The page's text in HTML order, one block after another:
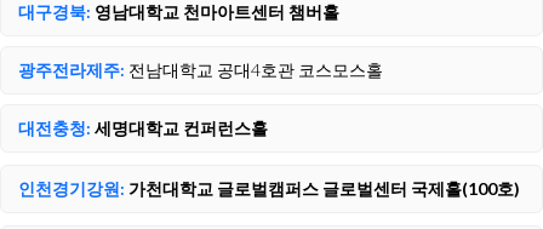
대구경북: 영남대학교 천마아트센터 챔버홀
광주전라제주: 전남대학교 공대4호관 코스모스홀
대전충청: 세명대학교 컨퍼런스홀
인천경기강원: 가천대학교 글로벌캠퍼스 글로벌센터 국제홀(100호)